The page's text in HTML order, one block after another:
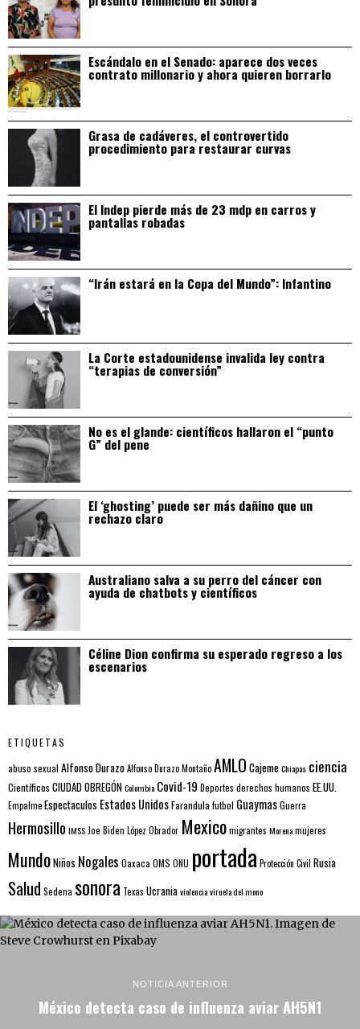
Escándalo en el Senado: aparece dos veces
contrato millonario y ahora quieren borrarlo
Grasa de cadáveres, el controvertido
procedimiento para restaurar curvas
El Indep pierde más de 23 mdp en carros y
pantallas robadas
“Irán estará en la Copa del Mundo”: Infantino
La Corte estadounidense invalida ley contra
“terapias de conversión”
No es el glande: científicos hallaron el “punto
G” del pene
El ‘ghosting’ puede ser más dañino que un
rechazo claro
Australiano salva a su perro del cáncer con
ayuda de chatbots y científicos
Céline Dion confirma su esperado regreso a los
escenarios
ETIQUETAS
abuso sexual Alfonso DurazoAlfonso Durazo MontañoAMLO CajemeChiapas ciencia
Científicos CIUDAD OBREGÓNColombia Covid-19 Deportes derechos humanos EE.UU.
EmpalmeEspectaculos Estados UnidosFarandulafutbol GuaymasGuerra
Hermosillo IMSS Joe Biden López Obrador Mexicomigrantes Morenamujeres
MundoNiños Nogales Oaxaca OMS ONU portada Protección Civil Rusia
Salud Sedena sonora Texas Ucraniaviolenciaviruela del mono
NOTICIA ANTERIOR
México detecta caso de influenza aviar AH5N1